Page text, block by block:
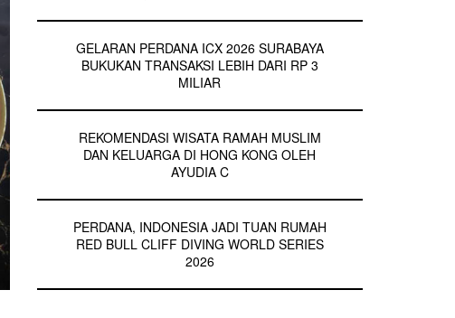
GELARAN PERDANA ICX 2026 SURABAYA
BUKUKAN TRANSAKSI LEBIH DARI RP 3
MILIAR
REKOMENDASI WISATA RAMAH MUSLIM
DAN KELUARGA DI HONG KONG OLEH
AYUDIA C
PERDANA, INDONESIA JADI TUAN RUMAH
RED BULL CLIFF DIVING WORLD SERIES
2026